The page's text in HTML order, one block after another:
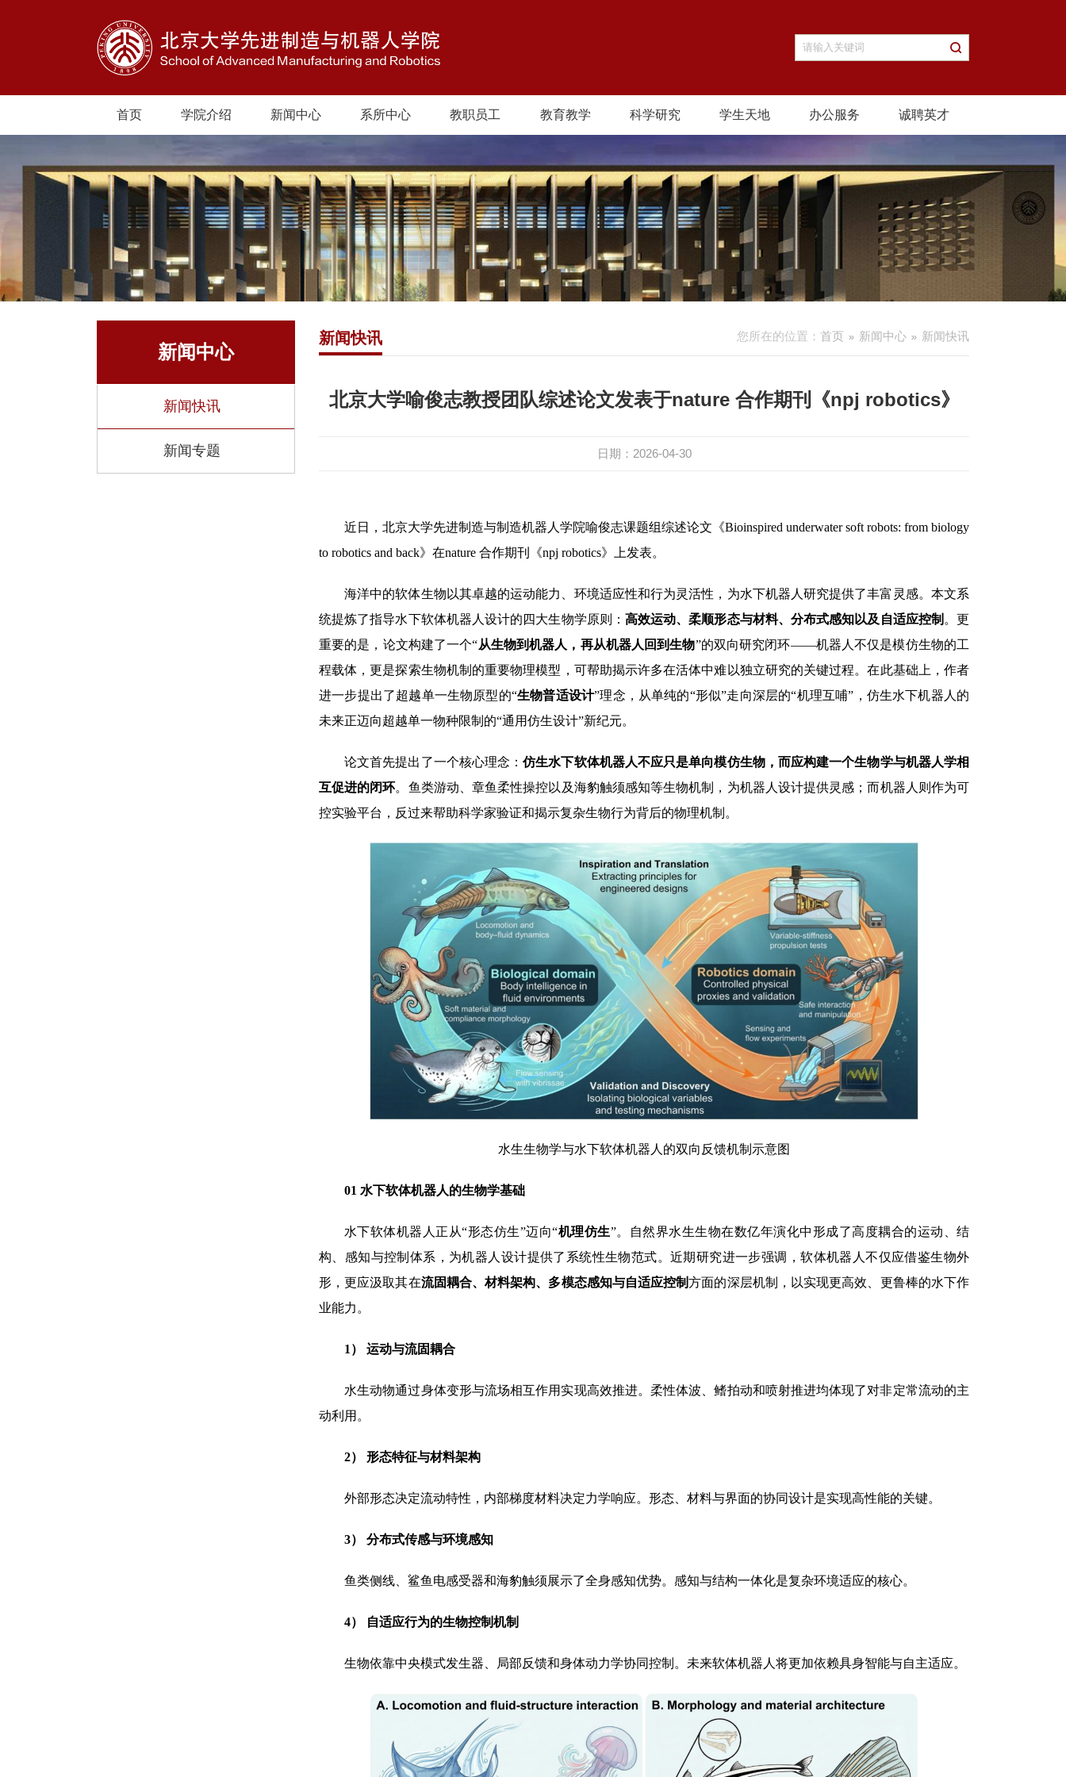
首页 学院介绍 新闻中心 系所中心 教职员工 教育教学 科学研究 学生天地 办公服务 诚聘英才
新闻中心
新闻快讯
新闻专题
您所在的位置： 首页 新闻中心 新闻快讯
新闻快讯
北京大学喻俊志教授团队综述论文发表于nature 合作期刊《npj robotics》
日期：2026-04-30
近日，北京大学先进制造与制造机器人学院喻俊志课题组综述论文《Bioinspired underwater soft robots: from biology
to robotics and back》在nature 合作期刊《npj robotics》上发表。
海洋中的软体生物以其卓越的运动能力、环境适应性和行为灵活性，为水下机器人研究提供了丰富灵感。本文系
统提炼了指导水下软体机器人设计的四大生物学原则： 高效运动、柔顺形态与材料、分布式感知以及自适应控制 。更
重要的是，论文构建了一个“从生物到机器人，再从机器人回到生物”的双向研究闭环——机器人不仅是模仿生物的工
程载体，更是探索生物机制的重要物理模型，可帮助揭示许多在活体中难以独立研究的关键过程。在此基础上，作者
进一步提出了超越单一生物原型的“生物普适设计”理念，从单纯的“形似”走向深层的“机理互哺”，仿生水下机器人的
未来正迈向超越单一物种限制的“通用仿生设计”新纪元。
论文首先提出了一个核心理念：仿生水下软体机器人不应只是单向模仿生物，而应构建一个生物学与机器人学相
互促进的闭环。鱼类游动、章鱼柔性操控以及海豹触须感知等生物机制，为机器人设计提供灵感；而机器人则作为可
控实验平台，反过来帮助科学家验证和揭示复杂生物行为背后的物理机制。
水生生物学与水下软体机器人的双向反馈机制示意图
01 水下软体机器人的生物学基础
水下软体机器人正从“形态仿生”迈向“机理仿生”。自然界水生生物在数亿年演化中形成了高度耦合的运动、结
构、感知与控制体系，为机器人设计提供了系统性生物范式。近期研究进一步强调，软体机器人不仅应借鉴生物外
形，更应汲取其在流固耦合、材料架构、多模态感知与自适应控制方面的深层机制，以实现更高效、更鲁棒的水下作
业能力。
1） 运动与流固耦合
水生动物通过身体变形与流场相互作用实现高效推进。柔性体波、鳍拍动和喷射推进均体现了对非定常流动的主
动利用。
2） 形态特征与材料架构
外部形态决定流动特性，内部梯度材料决定力学响应。形态、材料与界面的协同设计是实现高性能的关键。
3） 分布式传感与环境感知
鱼类侧线、鲨鱼电感受器和海豹触须展示了全身感知优势。感知与结构一体化是复杂环境适应的核心。
4） 自适应行为的生物控制机制
生物依靠中央模式发生器、局部反馈和身体动力学协同控制。未来软体机器人将更加依赖具身智能与自主适应。